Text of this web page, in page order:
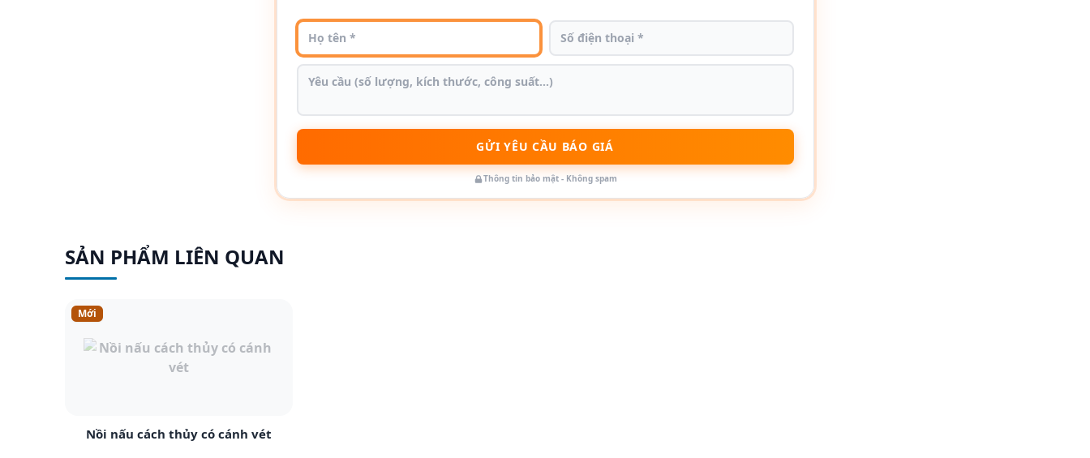
GỬI YÊU CẦU BÁO GIÁ
Thông tin bảo mật - Không spam
SẢN PHẨM LIÊN QUAN
Mới
Xem chi tiết
Nồi nấu cách thủy có cánh vét